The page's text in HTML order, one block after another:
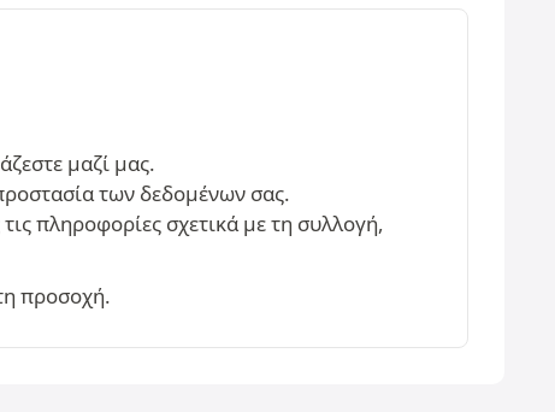
μαζί μας.
των δεδομένων σας.
πληροφορίες σχετικά με τη συλλογή,
προσοχή.